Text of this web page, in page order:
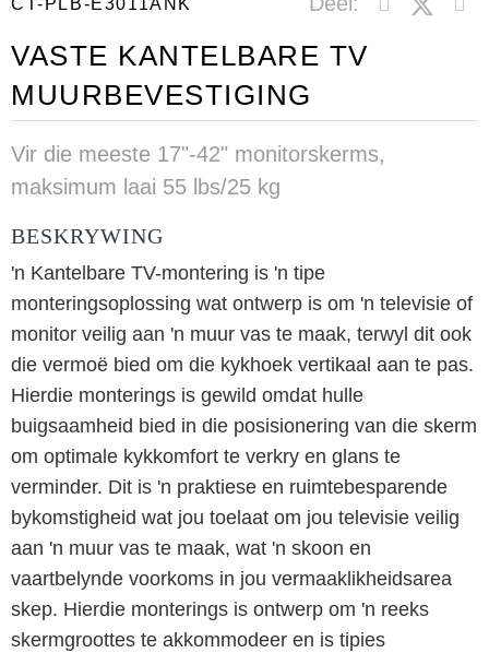
VASTE KANTELBARE TV
MUURBEVESTIGING
Vir die meeste 17"-42" monitorskerms,
maksimum laai 55 lbs/25 kg
BESKRYWING
'n Kantelbare TV-montering is 'n tipe
monteringsoplossing wat ontwerp is om 'n televisie of
monitor veilig aan 'n muur vas te maak, terwyl dit ook
die vermoë bied om die kykhoek vertikaal aan te pas.
Hierdie monterings is gewild omdat hulle
buigsaamheid bied in die posisionering van die skerm
om optimale kykkomfort te verkry en glans te
verminder. Dit is 'n praktiese en ruimtebesparende
bykomstigheid wat jou toelaat om jou televisie veilig
aan 'n muur vas te maak, wat 'n skoon en
vaartbelynde voorkoms in jou vermaaklikheidsarea
skep. Hierdie monterings is ontwerp om 'n reeks
skermgroottes te akkommodeer en is tipies